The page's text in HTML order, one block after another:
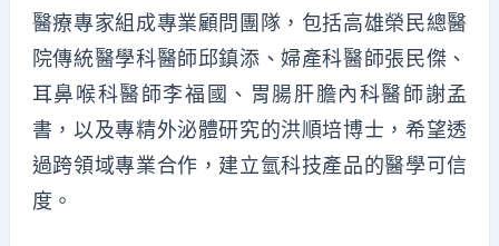
醫療專家組成專業顧問團隊，包括高雄榮民總醫
院傳統醫學科醫師邱鎮添、婦產科醫師張民傑、
耳鼻喉科醫師李福國、胃腸肝膽內科醫師謝孟
書，以及專精外泌體研究的洪順培博士，希望透
過跨領域專業合作，建立氫科技產品的醫學可信
度。